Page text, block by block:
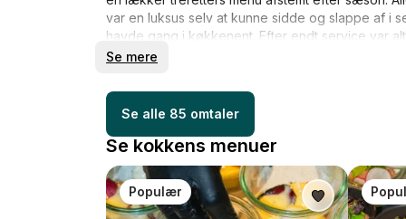
var en luksus selv at kunne sidde og slappe af i
havde gang i køkkenent. Efter endt service var
opvaskeren. Deruover var Michael meget
Se mere
Se alle 85 omtaler
Se kokkens menuer
Populær